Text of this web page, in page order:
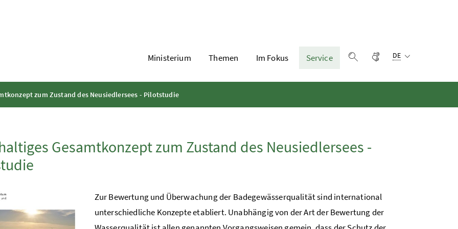
Ministerium Themen Im Fokus
Service
Gebärdensprache
DE
zum Zustand des Neusiedlersees - Pilotstudie
Gesamtkonzept zum Zustand des Neusiedlersees -
Zur Bewertung und Überwachung der Badegewässerqualität sind international
unterschiedliche Konzepte etabliert. Unabhängig von der Art der Bewertung der